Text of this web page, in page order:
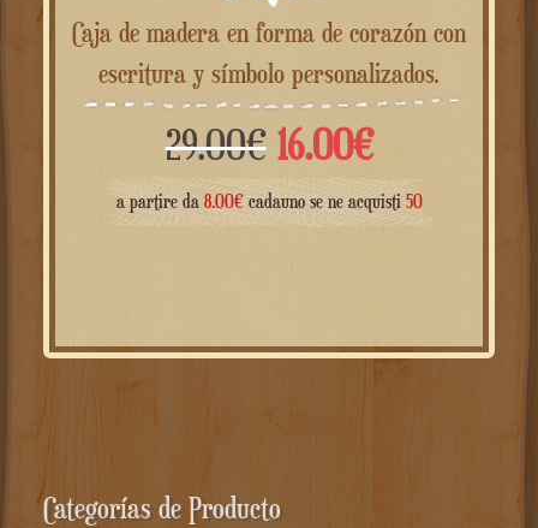
Caja de madera en forma de corazón con
escritura y símbolo personalizados.
29.00€ El
precio
16.00€El
precio
a partire da 8.00€cadauno se ne acquisti 50
Categorías de Producto